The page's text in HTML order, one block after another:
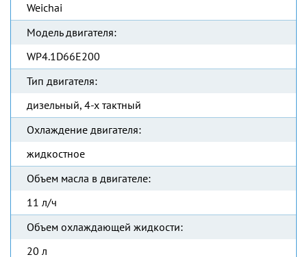
Weichai
Модель двигателя:
WP4.1D66E200
Тип двигателя:
дизельный, 4-х тактный
Охлаждение двигателя:
жидкостное
Объем масла в двигателе:
11 л/ч
Объем охлаждающей жидкости:
20 л